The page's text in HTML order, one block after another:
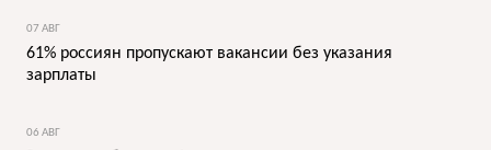
07 АВГ
61% россиян пропускают вакансии без указания
зарплаты
06 АВГ